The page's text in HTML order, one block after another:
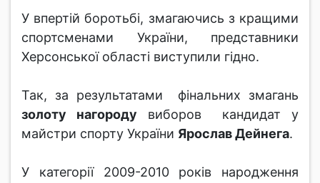
У впертій боротьбі, змагаючись з кращими
спортсменами України, представники
Херсонської області виступили гідно.
Так, за результатами фінальних змагань
золоту нагороду виборов кандидат у
майстри спорту України Ярослав Дейнега.
У категорії 2009-2010 років народження